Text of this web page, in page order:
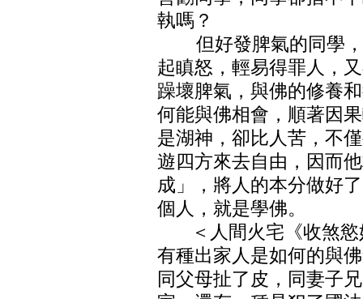
執嗎？
但好發脾氣的同學，
起瞋怒，輕易得罪人，
躁壞脾氣，與佛的修養
何能與佛相會，順著因
是湖神，卻比人苦，不
遊四方來去自由，因而
成」，將人的本分做好
個人，就是學佛。
＜人間火宅《收煞慾
有種出家人是如何的與
同父母扯了皮，同妻子